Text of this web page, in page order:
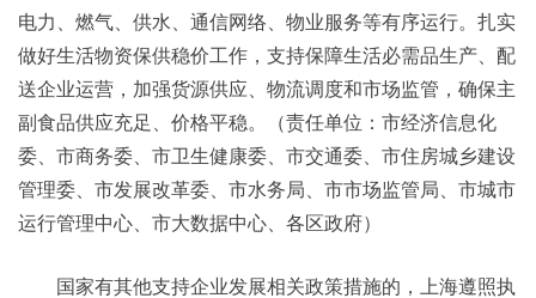
电力、燃气、供水、通信网络、物业服务等有序运行。扎实
做好生活物资保供稳价工作，支持保障生活必需品生产、配
送企业运营，加强货源供应、物流调度和市场监管，确保主
副食品供应充足、价格平稳。（责任单位：市经济信息化
委、市商务委、市卫生健康委、市交通委、市住房城乡建设
管理委、市发展改革委、市水务局、市市场监管局、市城市
运行管理中心、市大数据中心、各区政府）
国家有其他支持企业发展相关政策措施的，上海遵照执